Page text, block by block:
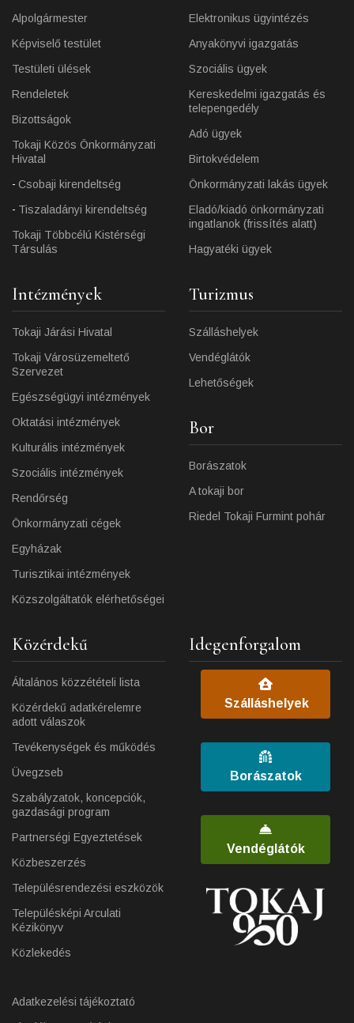
Alpolgármester
Képviselő testület
Testületi ülések
Rendeletek
Bizottságok
Tokaji Közös Önkormányzati
Hivatal
Csobaji kirendeltség
Tiszaladányi kirendeltség
Tokaji Többcélú Kistérségi
Társulás
Elektronikus ügyintézés
Anyakönyvi igazgatás
Szociális ügyek
Kereskedelmi igazgatás és
telepengedély
Adó ügyek
Birtokvédelem
Önkormányzati lakás ügyek
Eladó/kiadó önkormányzati
ingatlanok (frissítés alatt)
Hagyatéki ügyek
Intézmények
Tokaji Járási Hivatal
Tokaji Városüzemeltető
Szervezet
Egészségügyi intézmények
Oktatási intézmények
Kulturális intézmények
Szociális intézmények
Rendőrség
Önkormányzati cégek
Egyházak
Turisztikai intézmények
Közszolgáltatók elérhetőségei
Turizmus
Szálláshelyek
Vendéglátók
Lehetőségek
Bor
Borászatok
A tokaji bor
Riedel Tokaji Furmint pohár
Közérdekű
Általános közzétételi lista
Közérdekű adatkérelemre
adott válaszok
Tevékenységek és működés
Üvegzseb
Szabályzatok, koncepciók,
gazdasági program
Partnerségi Egyeztetések
Közbeszerzés
Településrendezési eszközök
Településképi Arculati
Kézikönyv
Közlekedés
Adatkezelési tájékoztató
Idegenforgalom
Szálláshelyek
Borászatok
Vendéglátók